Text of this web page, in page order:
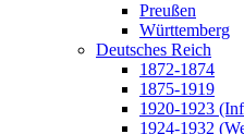
Preußen
Württemberg
Deutsches Reich
1872-1874
1875-1919
1920-1923
1924-1932